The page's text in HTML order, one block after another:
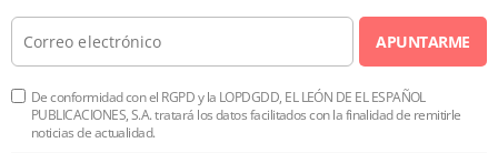
APUNTARME
De conformidad con el RGPD y la LOPDGDD, EL LEÓN DE EL ESPAÑOL
PUBLICACIONES, S.A. tratará los datos facilitados con la finalidad de remitirle
noticias de actualidad.